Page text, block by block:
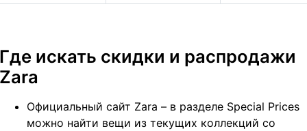
Где искать скидки и распродажи
Zara
Официальный сайт Zara – в разделе Special Prices
можно найти вещи из текущих коллекций со